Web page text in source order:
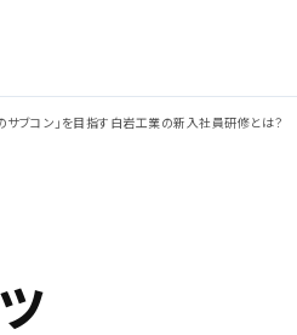
サブコン」を目指す白岩工業の新入社員研修とは？